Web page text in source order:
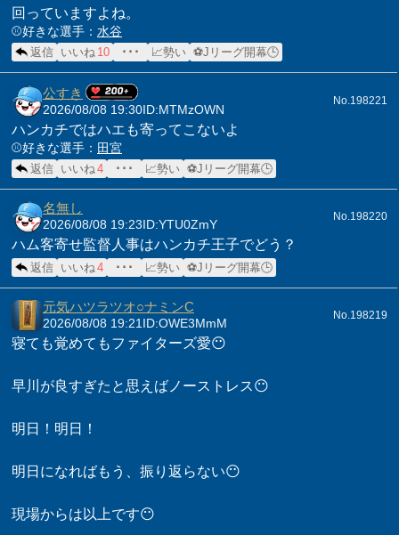
回っていますよね。
⚾️好きな選手： 水谷
返信 いいね 10 ･･･ 📈勢い ⚽Jリーグ開幕🕒
公すき
2026/08/08 19:30 ID:MTMzOWN
No.198221
ハンカチではハエも寄ってこないよ
⚾️好きな選手： 田宮
返信 いいね 4 ･･･ 📈勢い ⚽Jリーグ開幕🕒
名無し
2026/08/08 19:23 ID:YTU0ZmY
No.198220
ハム客寄せ監督人事はハンカチ王子でどう？
返信 いいね 4 ･･･ 📈勢い ⚽Jリーグ開幕🕒
元気ハツラツオ○ナミンC
2026/08/08 19:21 ID:OWE3MmM
No.198219
寝ても覚めてもファイターズ愛😶
早川が良すぎたと思えばノーストレス😶
明日！明日！
明日になればもう、振り返らない😶
現場からは以上です😶